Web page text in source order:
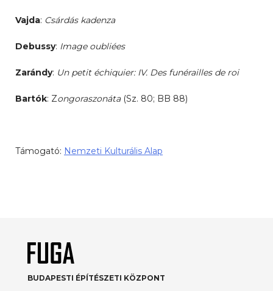
Vajda: Csárdás kadenza
Debussy: Image oubliées
Zarándy: Un petit échiquier: IV. Des funérailles de roi
Bartók: Zongoraszonáta(Sz. 80; BB 88)
Támogató: Nemzeti Kulturális Alap
BUDAPESTI ÉPÍTÉSZETI KÖZPONT